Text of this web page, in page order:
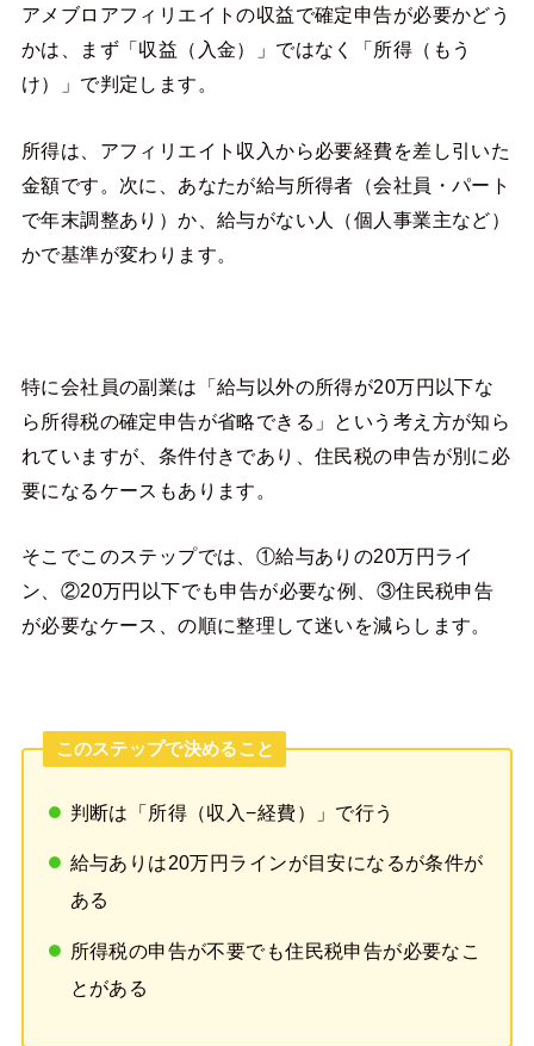
アメブロアフィリエイトの収益で確定申告が必要かどう
かは、まず「収益（入金）」ではなく「所得（もう
け）」で判定します。
所得は、アフィリエイト収入から必要経費を差し引いた
金額です。次に、あなたが給与所得者（会社員・パート
で年末調整あり）か、給与がない人（個人事業主など）
かで基準が変わります。
特に会社員の副業は「給与以外の所得が20万円以下な
ら所得税の確定申告が省略できる」という考え方が知ら
れていますが、条件付きであり、住民税の申告が別に必
要になるケースもあります。
そこでこのステップでは、①給与ありの20万円ライ
ン、②20万円以下でも申告が必要な例、③住民税申告
が必要なケース、の順に整理して迷いを減らします。
このステップで決めること
判断は「所得（収入−経費）」で行う
給与ありは20万円ラインが目安になるが条件が
ある
所得税の申告が不要でも住民税申告が必要なこ
とがある